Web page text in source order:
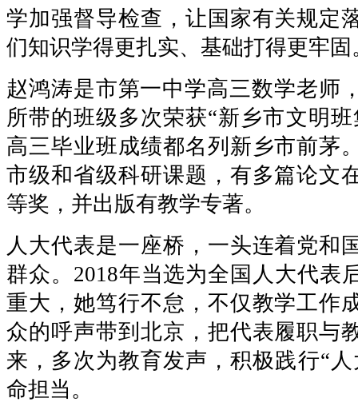
学加强督导检查，让国家有关规定
们知识学得更扎实、基础打得更牢固
赵鸿涛是市第一中学高三数学老师
所带的班级多次荣获“新乡市文明
高三毕业班成绩都名列新乡市前茅
市级和省级科研课题，有多篇论文
等奖，并出版有教学专著。
人大代表是一座桥，一头连着党和
群众。2018年当选为全国人大代表
重大，她笃行不怠，不仅教学工作
众的呼声带到北京，把代表履职与
来，多次为教育发声，积极践行“
命担当。